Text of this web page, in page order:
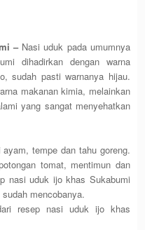
– Nasi uduk pada umumnya
dihadirkan dengan warna
sudah pasti warnanya hijau.
makanan kimia, melainkan
yang sangat menyehatkan
tempe dan tahu goreng.
tomat, mentimun dan
nasi uduk ijo khas Sukabumi
mencobanya.
resep nasi uduk ijo khas